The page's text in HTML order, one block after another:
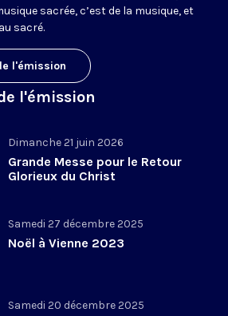
sacrée, c’est de la musique, et
sacré.
l'émission
l'émission
Dimanche 21 juin 2026
Grande Messe pour le Retour
Glorieux du Christ
Samedi 27 décembre 2025
Noël à Vienne 2023
Samedi 20 décembre 2025